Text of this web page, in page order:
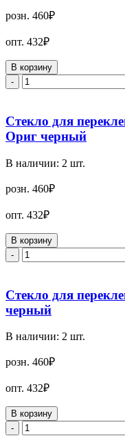
розн. 460₽
опт. 432₽
В корзину
-
Стекло для
Ориг черный
В наличии: 2 шт.
розн. 460₽
опт. 432₽
В корзину
-
Стекло для
черный
В наличии: 2 шт.
розн. 460₽
опт. 432₽
В корзину
-